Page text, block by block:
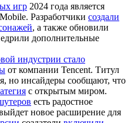
игр 2024 года является
Разработчики создали
, а также обновили
дополнительные
индустрии стало
от компании Tencent. Титул
но инсайдеры сообщают, что
с открытым миром.
есть радостное
новое расширение для